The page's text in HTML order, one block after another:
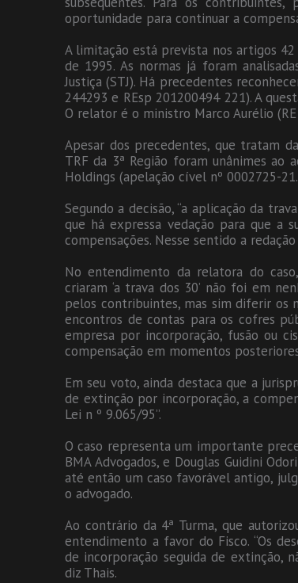
oportunidade para continuar a
A limitação está prevista nos artigos 42
de 1995. As normas já foram
Justiça (STJ). Há precedentes
244293 e REsp 201200494 221). A
O relator é o ministro Marco Aurélio
Apesar dos precedentes, que tratam
TRF da 3ª Região foram unânimes ao
Holdings (apelação cível nº 0002725-
Segundo a decisão, “a aplicação da
que há expressa vedação para que a
compensações. Nesse sentido a
No entendimento da relatora do
criaram ‘a trava dos 30’ não foi em
pelos contribuintes, mas sim diferir os
encontros de contas para os cofres
empresa por incorporação, fusão ou
compensação em momentos
Em seu voto, ainda destaca que a
de extinção por incorporação, a
Lei n º 9.065/95”.
O caso representa um importante
BMA Advogados, e Douglas Guidini
até então um caso favorável antigo,
o advogado.
Ao contrário da 4ª Turma, que
entendimento a favor do Fisco. “Os
de incorporação seguida de extinção,
diz Thais.